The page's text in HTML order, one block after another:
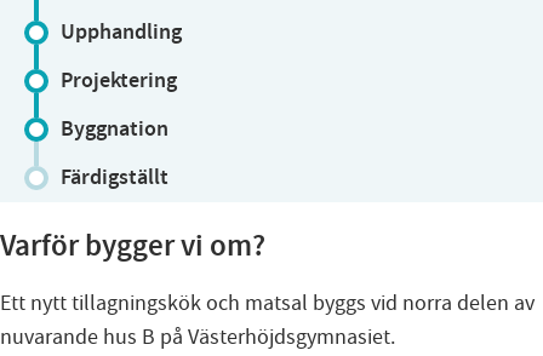
Upphandling
Projektering
Byggnation
Färdigställt
Varför bygger vi om?
Ett nytt tillagningskök och matsal byggs vid norra delen av
nuvarande hus B på Västerhöjdsgymnasiet.